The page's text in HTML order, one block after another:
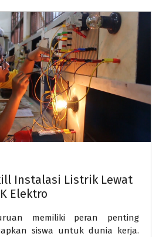
Instalasi Listrik Lewat
Elektro
memiliki peran penting
siswa untuk dunia kerja.